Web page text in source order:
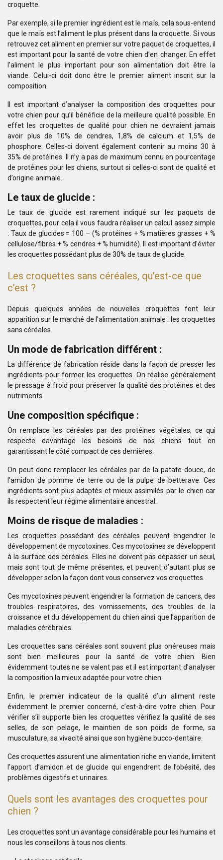
croquette.
Par exemple, si le premier ingrédient est le maïs, cela sous-entend
que le maïs est l’aliment le plus présent dans la croquette. Si vous
retrouvez cet aliment en premier sur votre paquet de croquettes, il
est important pour la santé de votre chien d’en changer. En effet
l’aliment le plus important pour son alimentation doit être la
viande. Celui-ci doit donc être le premier aliment inscrit sur la
composition.
Il est important d’analyser la composition des croquettes pour
votre chien pour qu’il bénéficie de la meilleure qualité possible. En
effet les croquettes de qualité pour chien ne devraient jamais
avoir plus de 10% de cendres, 1,8% de calcium et 1,5% de
phosphore. Celles-ci doivent également contenir au moins 30 à
35% de protéines. Il n’y a pas de maximum connu en pourcentage
de protéines pour les chiens, surtout si celles-ci sont de qualité et
d’origine animale.
Le taux de glucide :
Le taux de glucide est rarement indiqué sur les paquets de
croquettes, pour cela il vous faudra réaliser un calcul assez simple
: Taux de glucides = 100 – (% protéines + % matières grasses + %
cellulose/fibres + % cendres + % humidité). Il est important d’éviter
les croquettes possédant plus de 30% de taux de glucide.
Les croquettes sans céréales, qu’est-ce que
c’est ?
Depuis quelques années de nouvelles croquettes font leur
apparition sur le marché de l’alimentation animale : les croquettes
sans céréales.
Un mode de fabrication différent :
La différence de fabrication réside dans la façon de presser les
ingrédients pour former les croquettes. On réalise généralement
le pressage à froid pour préserver la qualité des protéines et des
nutriments.
Une composition spécifique :
On remplace les céréales par des protéines végétales, ce qui
respecte davantage les besoins de nos chiens tout en
garantissant le côté compact de ces dernières.
On peut donc remplacer les céréales par de la patate douce, de
l’amidon de pomme de terre ou de la pulpe de betterave. Ces
ingrédients sont plus adaptés et mieux assimilés par le chien car
ils respectent leur régime alimentaire ancestral.
Moins de risque de maladies :
Les croquettes possédant des céréales peuvent engendrer le
développement de mycotoxines. Ces mycotoxines se développent
à la surface des céréales. Elles ne doivent pas dépasser un seuil,
mais sont tout de même présentes, et peuvent d’autant plus se
développer selon la façon dont vous conservez vos croquettes.
Ces mycotoxines peuvent engendrer la formation de cancers, des
troubles respiratoires, des vomissements, des troubles de la
croissance et du développement du chien ainsi que l’apparition de
maladies cérébrales.
Les croquettes sans céréales sont souvent plus onéreuses mais
sont bien meilleures pour la santé de votre chien. Bien
évidemment toutes ne se valent pas et il est important d’analyser
la composition la mieux adaptée pour votre chien.
Enfin, le premier indicateur de la qualité d’un aliment reste
évidemment le premier concerné, c’est-à-dire votre chien. Pour
vérifier s’il supporte bien les croquettes vérifiez la qualité de ses
selles, de son pelage, le maintien de son poids de forme, sa
musculature, sa vivacité ainsi que son hygiène bucco-dentaire.
Ces croquettes assurent une alimentation riche en viande, limitent
l’apport d’amidon et de glucide qui engendrent de l’obésité, des
problèmes digestifs et urinaires.
Quels sont les avantages des croquettes pour
chien ?
Les croquettes sont un avantage considérable pour les humains et
nous les conseillons à tous nos clients.